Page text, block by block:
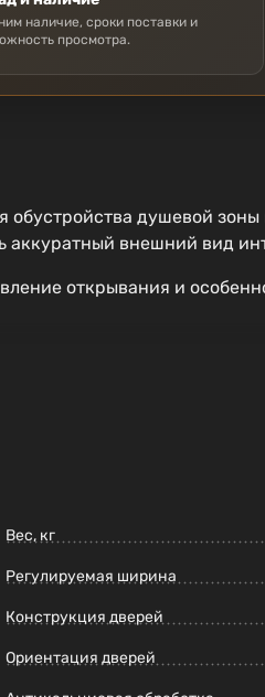
наличие, сроки поставки и
просмотра.
обустройства душевой
аккуратный внешний вид
открывания и
Вес, кг
Регулируемая ширина
Конструкция дверей
Ориентация дверей